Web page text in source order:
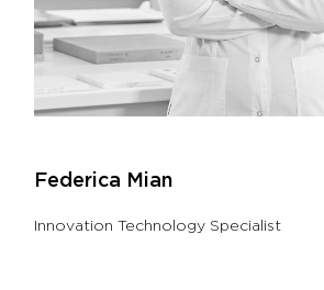
Federica Mian
Innovation Technology Specialist